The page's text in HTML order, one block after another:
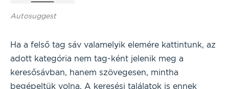
Autosuggest
Ha a felső tag sáv valamelyik elemére kattintunk, az
adott kategória nem tag-ként jelenik meg a
keresősávban, hanem szövegesen, mintha
begépeltük volna. A keresési találatok is ennek